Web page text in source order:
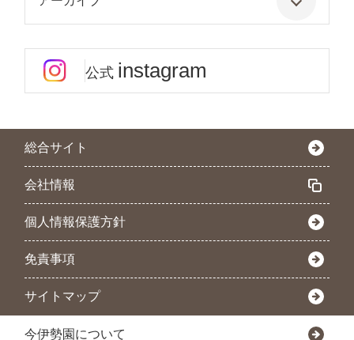
公式 instagram
総合サイト
会社情報
個人情報保護方針
免責事項
サイトマップ
今伊勢園について